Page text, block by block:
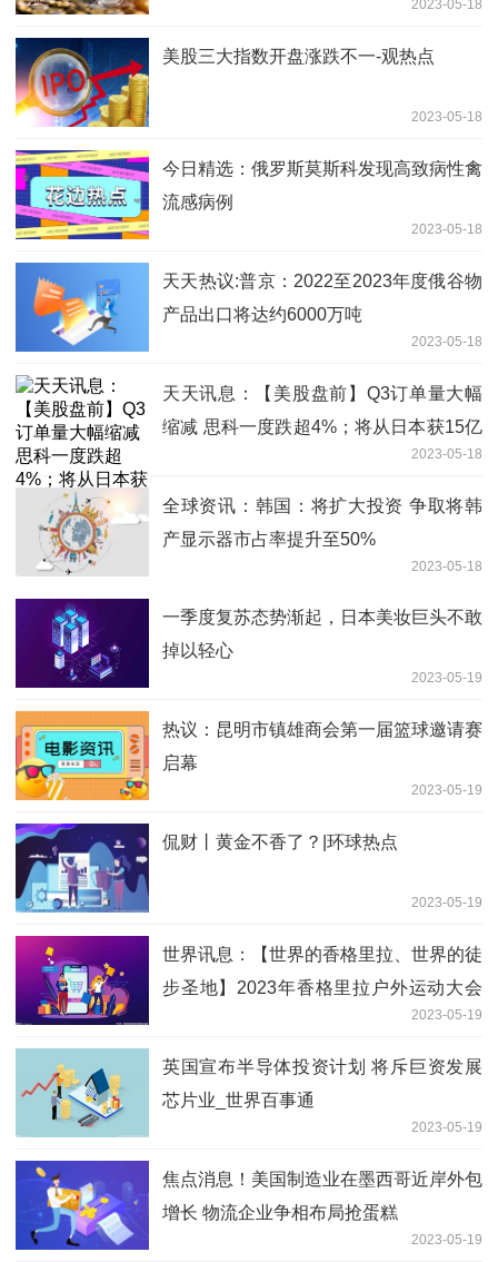
2023-05-18
美股三大指数开盘涨跌不一-观热点
2023-05-18
今日精选：俄罗斯莫斯科发现高致病性禽
流感病例
2023-05-18
天天热议:普京：2022至2023年度俄谷物
产品出口将达约6000万吨
2023-05-18
天天讯息：【美股盘前】Q3订单量大幅
缩减 思科一度跌超4%；将从日本获15亿
2023-05-18
全球资讯：韩国：将扩大投资 争取将韩
产显示器市占率提升至50%
2023-05-18
一季度复苏态势渐起，日本美妆巨头不敢
掉以轻心
2023-05-19
热议：昆明市镇雄商会第一届篮球邀请赛
启幕
2023-05-19
侃财丨黄金不香了？|环球热点
2023-05-19
世界讯息：【世界的香格里拉、世界的徒
步圣地】2023年香格里拉户外运动大会
2023-05-19
英国宣布半导体投资计划 将斥巨资发展
芯片业_世界百事通
2023-05-19
焦点消息！美国制造业在墨西哥近岸外包
增长 物流企业争相布局抢蛋糕
2023-05-19